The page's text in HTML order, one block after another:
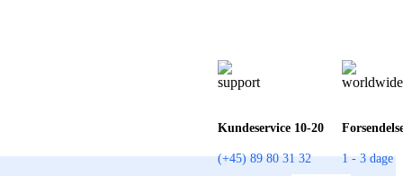
Kundeservice 10-20
(+45) 89 80 31 32 1 - 3 dage